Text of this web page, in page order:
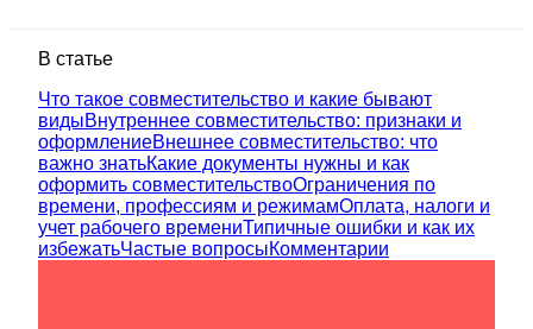
В статье
Что такое совместительство и какие бывают
видыВнутреннее совместительство: признаки и
оформлениеВнешнее совместительство: что
важно знатьКакие документы нужны и как
оформить совместительствоОграничения по
времени, профессиям и режимамОплата, налоги и
учет рабочего времениТипичные ошибки и как их
избежатьЧастые вопросыКомментарии